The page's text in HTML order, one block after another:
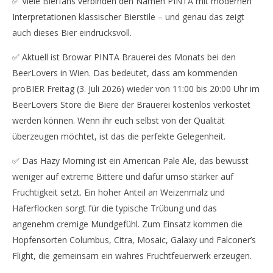
Interpretationen klassischer Bierstile – und genau das zeigt
auch dieses Bier eindrucksvoll.
✅ Aktuell ist Browar PINTA Brauerei des Monats bei den
BeerLovers in Wien. Das bedeutet, dass am kommenden
proBIER Freitag (3. Juli 2026) wieder von 11:00 bis 20:00 Uhr im
BeerLovers Store die Biere der Brauerei kostenlos verkostet
werden können. Wenn ihr euch selbst von der Qualität
überzeugen möchtet, ist das die perfekte Gelegenheit.
✅ Das Hazy Morning ist ein American Pale Ale, das bewusst
weniger auf extreme Bittere und dafür umso stärker auf
Fruchtigkeit setzt. Ein hoher Anteil an Weizenmalz und
Haferflocken sorgt für die typische Trübung und das
angenehm cremige Mundgefühl. Zum Einsatz kommen die
Hopfensorten Columbus, Citra, Mosaic, Galaxy und Falconer’s
Flight, die gemeinsam ein wahres Fruchtfeuerwerk erzeugen.